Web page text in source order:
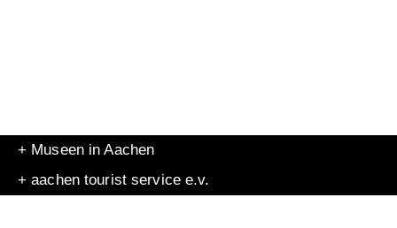
+ Museen in Aachen
+ aachen tourist service e.v.